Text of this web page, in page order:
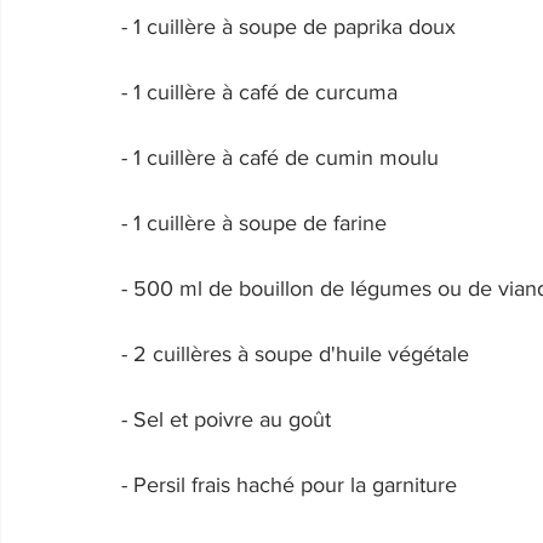
- 1 cuillère à soupe de paprika doux
- 1 cuillère à café de curcuma
- 1 cuillère à café de cumin moulu
- 1 cuillère à soupe de farine
- 500 ml de bouillon de légumes ou de
- 2 cuillères à soupe d'huile végétale
- Sel et poivre au goût
- Persil frais haché pour la garniture